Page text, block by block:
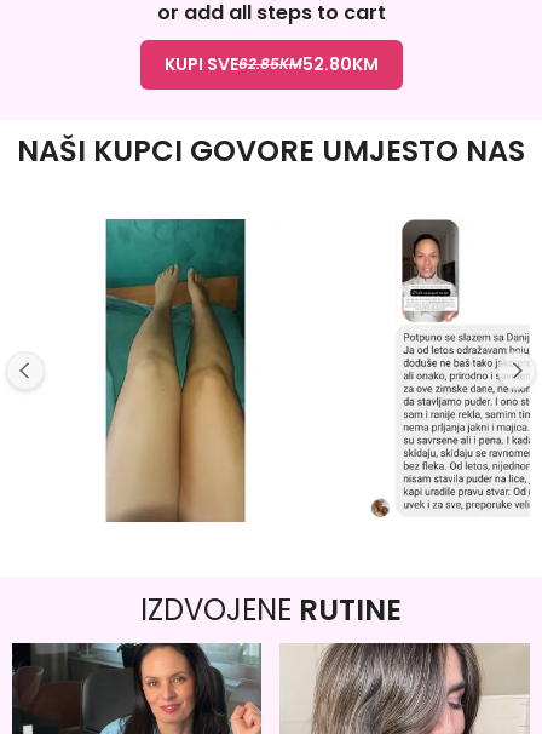
or add all steps to cart
KUPI SVE62.85KM52.80KM
NAŠI KUPCI GOVORE UMJESTO NAS
IZDVOJENE RUTINE